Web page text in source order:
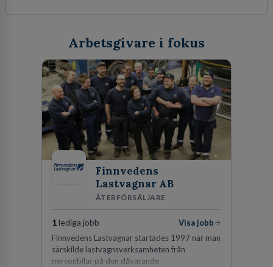
Arbetsgivare i fokus
Finnvedens
Lastvagnar AB
ÅTERFÖRSÄLJARE
1lediga jobb
Visa jobb
Finnvedens Lastvagnar startades 1997 när man
särskilde lastvagnsverksamheten från
personbilar på den dåvarande